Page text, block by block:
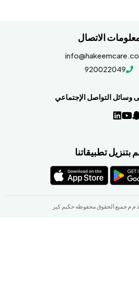
الاتصال
920022049
وسائل التواصل الإجتماعي
بتنزيل تطبيقاتنا